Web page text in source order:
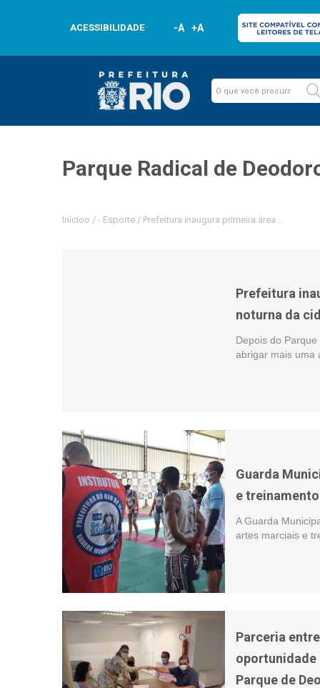
ACESSIBILIDADE -A +A
Parque Radical de
Inícioo / - Esporte / Prefeitura inaugura primeira área de
Prefeitura
noturna da
Depois do
abrigar mais
Guarda
e
A Guarda
artes marciais e
Parceria
oportunidade
Parque de